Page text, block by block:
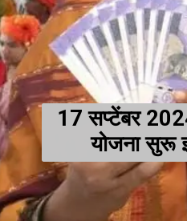
17 सप्टेंबर
योजना सुरू